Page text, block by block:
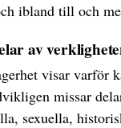
ibland till och
av
visar
missar
sexuella,